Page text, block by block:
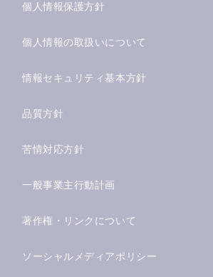
個人情報保護方針
個人情報の取扱いについて
情報セキュリティ基本方針
品質方針
苦情対応方針
一般事業主行動計画
著作権・リンクについて
ソーシャルメディアポリシー